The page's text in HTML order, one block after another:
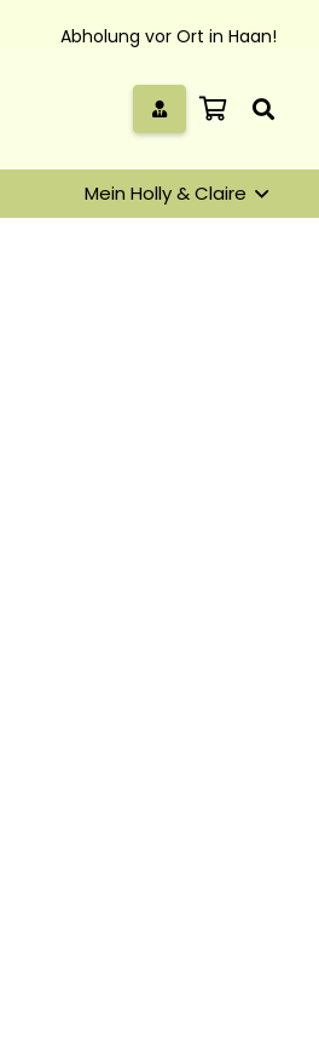
Abholung vor Ort in Haan!
Mein Holly & Claire